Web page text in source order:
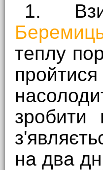
1.
теплу
зробити
на два